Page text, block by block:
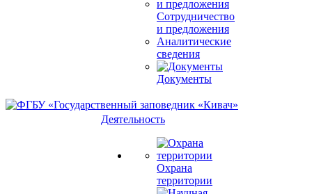
Сотрудничество
и предложения
Аналитические
сведения
Документы
Деятельность
Охрана
территории